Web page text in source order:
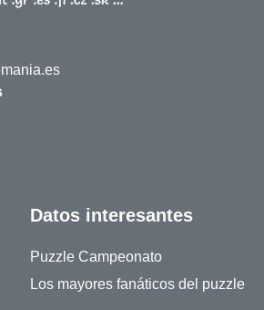
Datos interesantes
Puzzle Campeonato
Los mayores fanáticos del puzzle